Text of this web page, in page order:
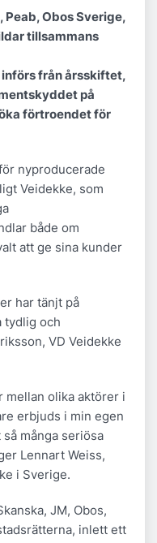
Peab, Obos Sverige,
tillsammans
från årsskiftet,
på
förtroendet för
nyproducerade
Veidekke, som
både om
att ge sina kunder
har tänjt på
tydlig och
VD Veidekke
mellan olika aktörer i
erbjuds i min egen
många seriösa
Lennart Weiss,
i Sverige.
JM, Obos,
inlett ett